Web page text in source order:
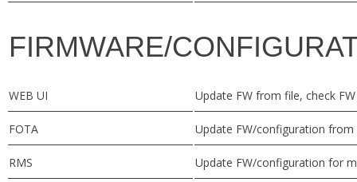
FIRMWARE/
WEB UI Update FW from file, check
FOTA Update FW/configuration from
RMS Update FW/configuration for